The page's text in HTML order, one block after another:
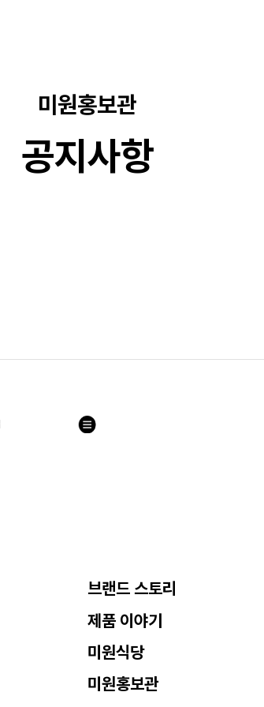
미원홍보관
공지사항
목
브랜드 스토리
제품 이야기
미원식당
미원홍보관